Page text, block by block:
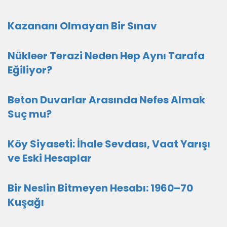
Kazananı Olmayan Bir Sınav
Nükleer Terazi Neden Hep Aynı Tarafa
Eğiliyor?
Beton Duvarlar Arasında Nefes Almak
Suç mu?
Köy Siyaseti: İhale Sevdası, Vaat Yarışı
ve Eski Hesaplar
Bir Neslin Bitmeyen Hesabı: 1960–70
Kuşağı